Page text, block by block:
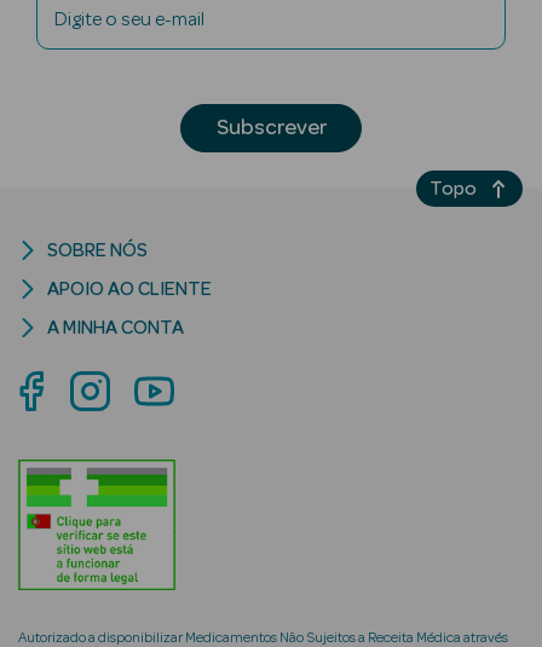
Perfumes
Eau de Parfum
Eau de Toilette
Colónia
Ver Tudo
Digite o seu e-mail
Subscrever
Autorizado a disponibilizar Medicamentos Não Sujeitos a Receita Médica através
SOBRE NÓS
APOIO AO CLIENTE
A MINHA CONTA
Topo